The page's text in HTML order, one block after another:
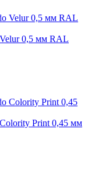
0,5 мм RAL
Print 0,45 мм